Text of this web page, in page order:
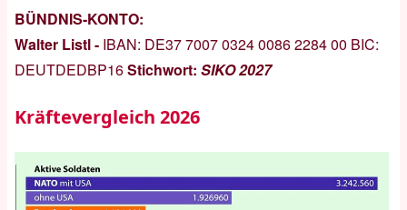
BÜNDNIS-KONTO:
Walter Listl - IBAN: DE37 7007 0324 0086 2284 00 BIC:
DEUTDEDBP16Stichwort: SIKO 2027
Kräftevergleich 2026